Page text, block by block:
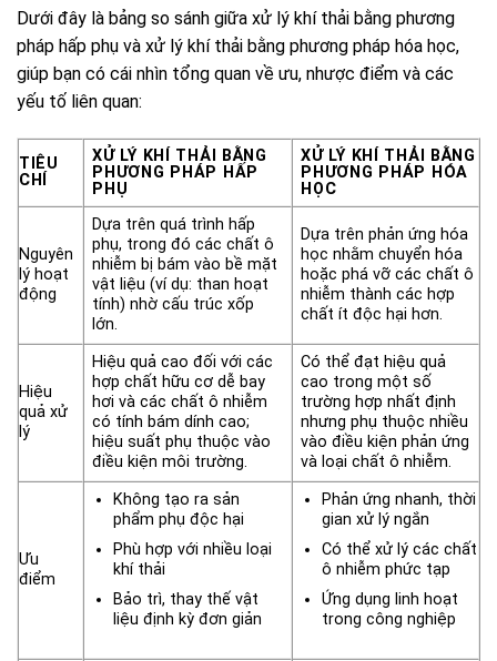
Dưới đây là bảng so sánh giữa xử lý khí thải bằng phương
pháp hấp phụ và xử lý khí thải bằng phương pháp hóa học,
giúp bạn có cái nhìn tổng quan về ưu, nhược điểm và các
yếu tố liên quan:
TIÊU
CHÍ
XỬ LÝ KHÍ THẢI BẰNG
PHƯƠNG PHÁP HẤP
PHỤ
XỬ LÝ KHÍ THẢI BẰNG
PHƯƠNG PHÁP HÓA
HỌC
Nguyên
lý hoạt
động
Dựa trên quá trình hấp
phụ, trong đó các chất ô
nhiễm bị bám vào bề mặt
vật liệu (ví dụ: than hoạt
tính) nhờ cấu trúc xốp
lớn.
Dựa trên phản ứng hóa
học nhằm chuyển hóa
hoặc phá vỡ các chất ô
nhiễm thành các hợp
chất ít độc hại hơn.
Hiệu
quả xử
lý
Hiệu quả cao đối với các
hợp chất hữu cơ dễ bay
hơi và các chất ô nhiễm
có tính bám dính cao;
hiệu suất phụ thuộc vào
điều kiện môi trường.
Có thể đạt hiệu quả
cao trong một số
trường hợp nhất định
nhưng phụ thuộc nhiều
vào điều kiện phản ứng
và loại chất ô nhiễm.
Ưu
điểm
Không tạo ra sản
phẩm phụ độc hại
Phù hợp với nhiều loại
khí thải
Bảo trì, thay thế vật
liệu định kỳ đơn giản
Phản ứng nhanh, thời
gian xử lý ngắn
Có thể xử lý các chất
ô nhiễm phức tạp
Ứng dụng linh hoạt
trong công nghiệp